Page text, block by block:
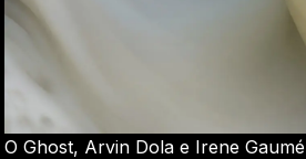
O Ghost, Arvin Dola e Irene Gaumé